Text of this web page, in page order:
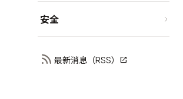
安全
最新消息（RSS）